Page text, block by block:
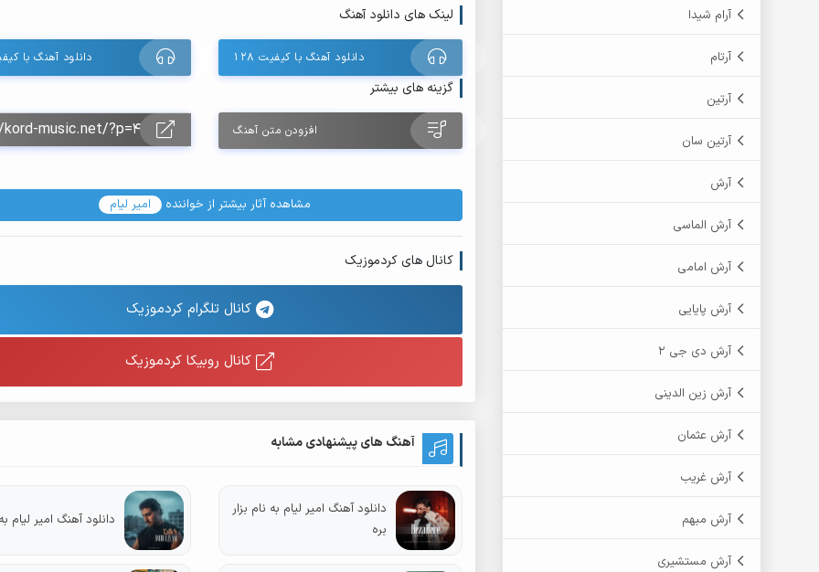
آرام شیدا
آرتام
آرتین
آرتین سان
آرش
آرش الماسی
آرش امامی
آرش پایایی
آرش دی جی 2
آرش زین الدینی
آرش عثمان
آرش غریب
آرش مبهم
آرش مستشیری
لینک های دانلود آهنگ
دانلود آهنگ با کیفیت ۱۲۸ دانلود آهنگ با
گزینه های بیشتر
افزودن متن آهنگ
مشاهده آثار بیشتر از خواننده امیر لیام
کانال های کردموزیک
کانال تلگرام کردموزیک
کانال روبیکا کردموزیک
آهنگ های پیشنهادی مشابه
دانلود آهنگ امیر لیام به نام بزار
بره
دانلود آهنگ امیر لیام